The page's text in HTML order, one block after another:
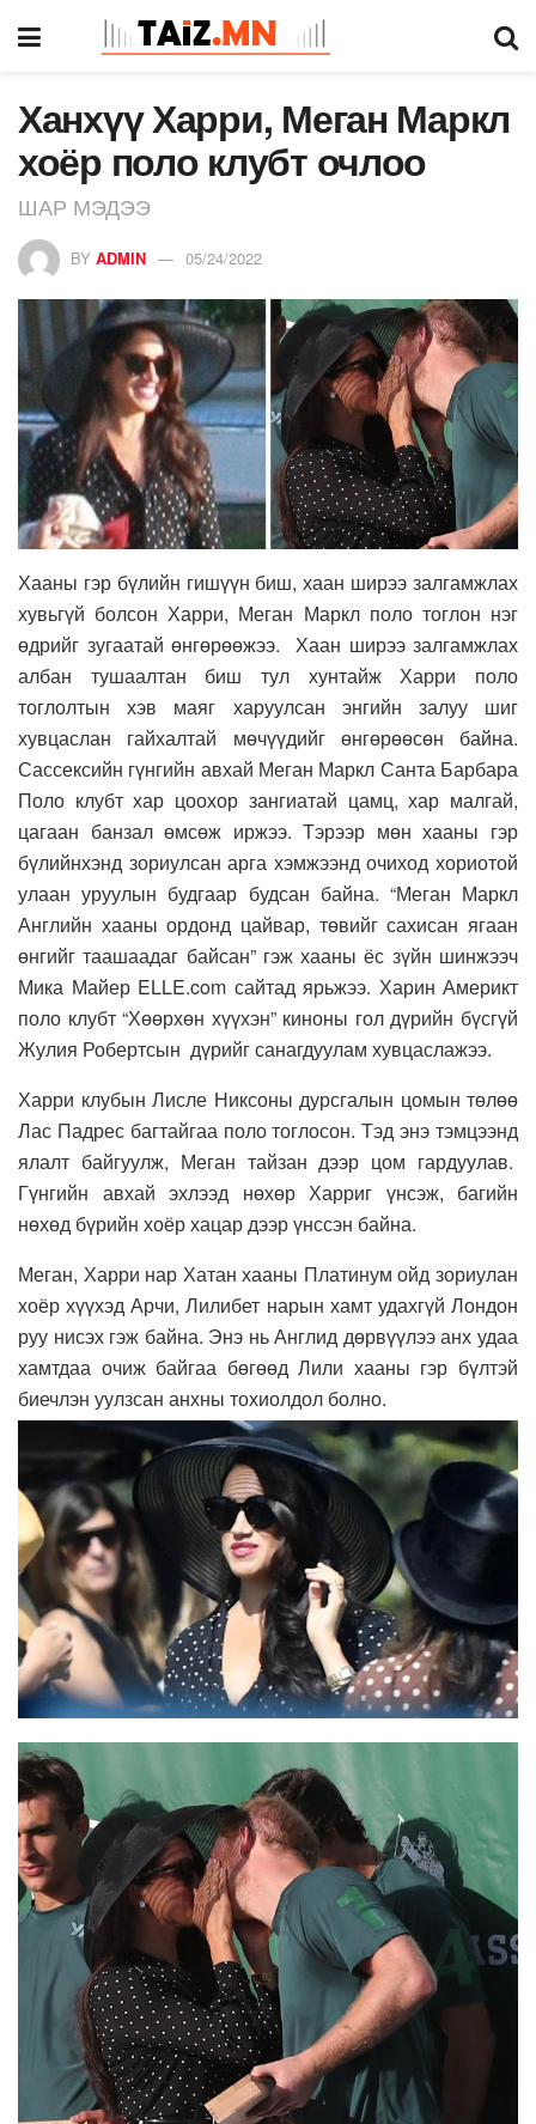
Ханхүү Харри, Меган Маркл
хоёр поло клубт очлоо
ШАР МЭДЭЭ
BY ADMIN 05/24/2022
Хааны гэр бүлийн гишүүн биш, хаан ширээ залгамжлах
хувьгүй болсон Харри, Меган Маркл поло тоглон нэг
өдрийг зугаатай өнгөрөөжээ. Хаан ширээ залгамжлах
албан тушаалтан биш тул хунтайж Харри поло
тоглолтын хэв маяг харуулсан энгийн залуу шиг
хувцаслан гайхалтай мөчүүдийг өнгөрөөсөн байна.
Сассексийн гүнгийн авхай Меган Маркл Санта Барбара
Поло клубт хар цоохор зангиатай цамц, хар малгай,
цагаан банзал өмсөж иржээ. Тэрээр мөн хааны гэр
бүлийнхэнд зориулсан арга хэмжээнд очиход хориотой
улаан уруулын будгаар будсан байна. “Меган Маркл
Английн хааны ордонд цайвар, төвийг сахисан ягаан
өнгийг таашаадаг байсан” гэж хааны ёс зүйн шинжээч
Мика Майер ELLE.com сайтад ярьжээ. Харин Америкт
поло клубт “Хөөрхөн хүүхэн” киноны гол дүрийн бүсгүй
Жулия Робертсын дүрийг санагдуулам хувцаслажээ.
Харри клубын Лисле Никсоны дурсгалын цомын төлөө
Лас Падрес багтайгаа поло тоглосон. Тэд энэ тэмцээнд
ялалт байгуулж, Меган тайзан дээр цом гардуулав.
Гүнгийн авхай эхлээд нөхөр Харриг үнсэж, багийн
нөхөд бүрийн хоёр хацар дээр үнссэн байна.
Меган, Харри нар Хатан хааны Платинум ойд зориулан
хоёр хүүхэд Арчи, Лилибет нарын хамт удахгүй Лондон
руу нисэх гэж байна. Энэ нь Англид дөрвүүлээ анх удаа
хамтдаа очиж байгаа бөгөөд Лили хааны гэр бүлтэй
биечлэн уулзсан анхны тохиолдол болно.